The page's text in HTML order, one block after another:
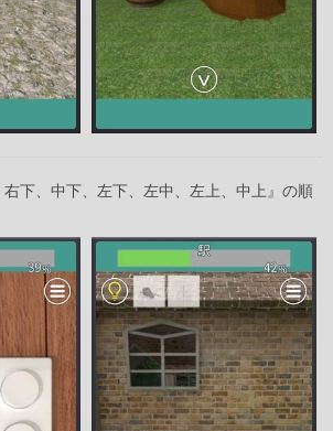
右下、中下、左下、左中、左上、中上』の順